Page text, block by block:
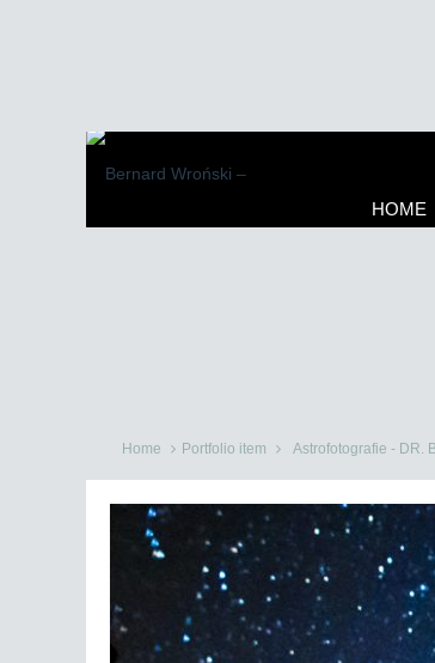
HOME
Home Portfolio item Astrofotografie - DR.